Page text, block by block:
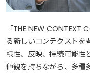
「THE NEW CONTEXT
る新しいコンテクストを
様性、反映、持続可能性
値観を持ちながら、多種